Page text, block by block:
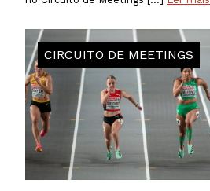
CIRCUITO DE MEETINGS